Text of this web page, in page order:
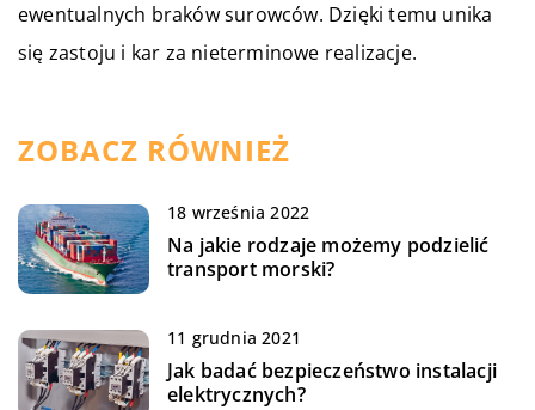
ewentualnych braków surowców. Dzięki temu unika
się zastoju i kar za nieterminowe realizacje.
ZOBACZ RÓWNIEŻ
18 września 2022
Na jakie rodzaje możemy podzielić
transport morski?
11 grudnia 2021
Jak badać bezpieczeństwo instalacji
elektrycznych?